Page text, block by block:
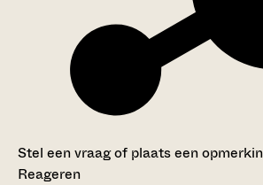
Stel een vraag of plaats een
Reageren